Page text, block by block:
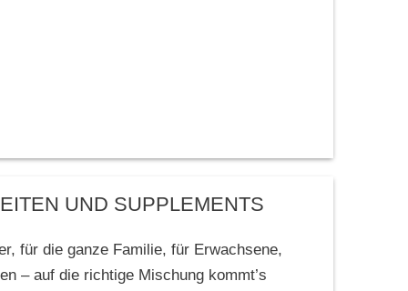
UND SUPPLEMENTS
für die ganze Familie, für Erwachsene,
– auf die richtige Mischung kommt’s